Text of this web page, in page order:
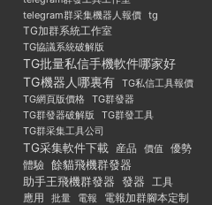
telegram群采集機器人報價 tg
TG加群系統工作室
TG協議系統破解版
TG批量私信手機軟件哪家好
TG機器人哪裏有 TG私信工具報價
TG網頁版價格
TG群發器
TG群發器破解版
TG群發工具
TG群采集工具公司
TG采集軟件下載 産品 價值 優勢
體驗 餘貓飛機群發器
助手王飛機群發器 發器 工具
應用
批量 電報 電報加群腳本定制